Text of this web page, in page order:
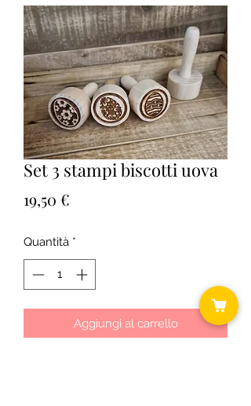
Set 3 stampi biscotti uova
19,50 €
Quantità *
Aggiungi al carrello